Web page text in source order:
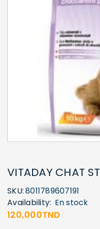
VITADAY CHAT
SKU:8011789607191
Availability: En stock
120,000TND